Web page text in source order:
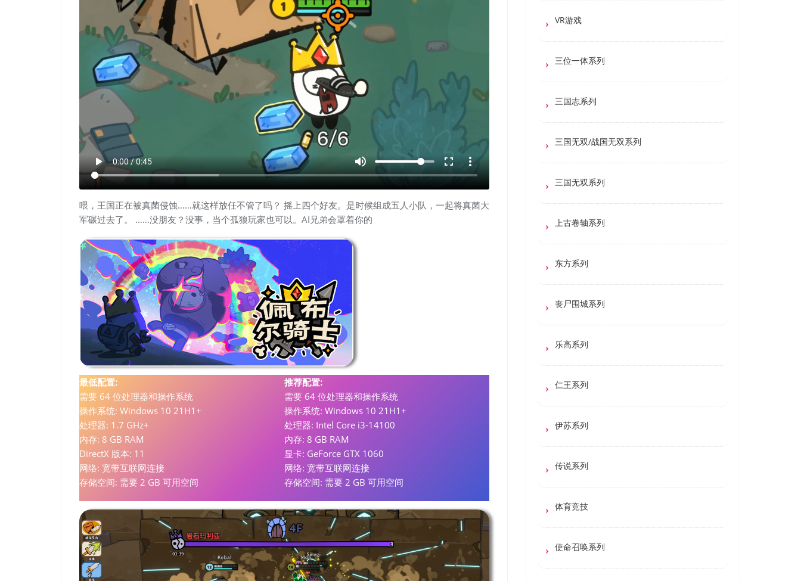
play_arrow 0:00 / 0:45 volume_up fullscreen more_vert
喂，王国正在被真菌侵蚀……就这样放任不管了吗？ 摇上四个好友。是时候组成五人小队，一起将真菌大
军碾过去了。 ……没朋友？没事，当个孤狼玩家也可以。AI兄弟会罩着你的
最低配置:
需要 64 位处理器和操作系统
操作系统: Windows 10 21H1+
处理器: 1.7 GHz+
内存: 8 GB RAM
DirectX 版本: 11
网络: 宽带互联网连接
存储空间: 需要 2 GB 可用空间
推荐配置:
需要 64 位处理器和操作系统
操作系统: Windows 10 21H1+
处理器: Intel Core i3-14100
内存: 8 GB RAM
显卡: GeForce GTX 1060
网络: 宽带互联网连接
存储空间: 需要 2 GB 可用空间
VR游戏
三位一体系列
三国志系列
三国无双/战国无双系列
三国无双系列
上古卷轴系列
东方系列
丧尸围城系列
乐高系列
仁王系列
伊苏系列
传说系列
体育竞技
使命召唤系列